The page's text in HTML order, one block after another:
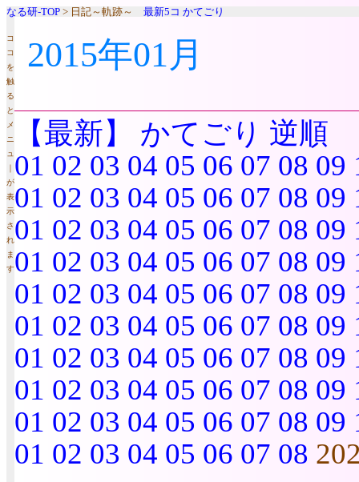
なる研-TOP > 日記～軌跡～ 最新5コ かてごり
コ
コ
を
触
る
と
メ
ニ
ュ
｜
が
表
示
さ
れ
ま
す
2015年01月
【最新】 かてごり 逆順
01 02 03 04 05 06 07 08 09
01 02 03 04 05 06 07 08 09
01 02 03 04 05 06 07 08 09
01 02 03 04 05 06 07 08 09
01 02 03 04 05 06 07 08 09
01 02 03 04 05 06 07 08 09
01 02 03 04 05 06 07 08 09
01 02 03 04 05 06 07 08 09
01 02 03 04 05 06 07 08 09
01 02 03 04 05 06 07 08